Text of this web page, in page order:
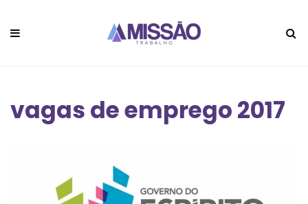
vagas de emprego 2017